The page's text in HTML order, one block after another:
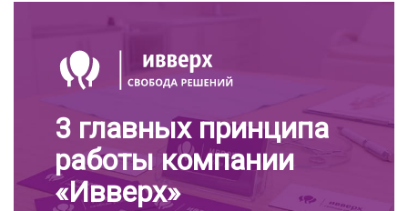
3 главных принципа
работы компании
«Ивверх»